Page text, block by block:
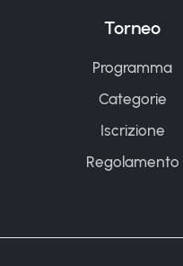
Torneo
Programma
Categorie
Iscrizione
Regolamento